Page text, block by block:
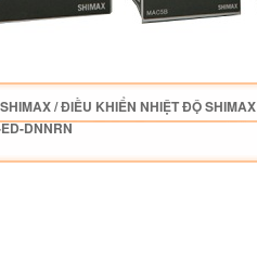
SHIMAX/ĐIỀU KHIỂN NHIỆT ĐỘ SHIMAX
DNNRN